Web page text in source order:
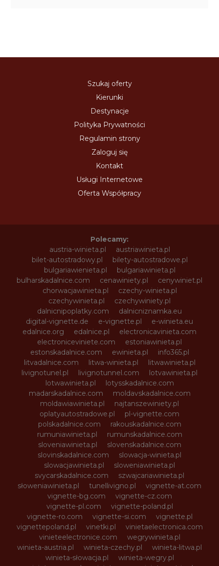
Szukaj oferty
Kierunki
Destynacje
Polityka Prywatności
Regulamin strony
Zaloguj się
Kontakt
Usługi Internetowe
Oferta Współpracy
Polecamy:
austria-winieta.pl
austriawinieta.pl
bilet-autostradowy.pl
bilety-autostradowe.pl
bulgariawienieta.pl
bulgariawinieta.pl
bulharskadalnice.com
cenawiniety.pl
cenywiniet.pl
chorwacjawinieta.pl
czechy-winieta.pl
czechywinieta.pl
czechywiniety.pl
dalnicnipoplatky.com
dalnicniznamka.eu
digital-vignette.de
e-vignette.pl
e-winieta.eu
edalnice.org
edalnice.pl
electronicavinieta.com
electroniceviniete.com
estoniawinieta.pl
estonskadalnice.com
ewinieta.pl
info365.pl
litvadalnice.com
litwa-winieta.pl
litwawinieta.pl
livignotunel.pl
livignotunnel.com
lotvawinieta.pl
lotwawinieta.pl
lotysskadalnice.com
madarskadalnice.com
moldavskadalnice.com
moldawiawinieta.pl
najtanszewiniety.pl
oplatyautostradowe.pl
pl-vignette.com
polskadalnice.com
rakouskadalnice.com
rumuniawinieta.pl
rumunskadalnice.com
sloveniawinieta.pl
slovenskadalnice.com
slovinskadalnice.com
slowacja-winieta.pl
slowacjawinieta.pl
sloweniawinieta.pl
svycarskadalnice.com
szwajcariawinieta.pl
słoweniawinieta.pl
tunellivigno.pl
vignette-at.com
vignette-bg.com
vignette-cz.com
vignette-pl.com
vignette-poland.pl
vignette-ro.com
vignette-si.com
vignette.pl
vignettepoland.pl
vinetki.pl
vinietaelectronica.com
vinieteelectronice.com
wegrywinieta.pl
winieta-austria.pl
winieta-czechy.pl
winieta-litwa.pl
winieta-słowacja.pl
winieta-wegry.pl